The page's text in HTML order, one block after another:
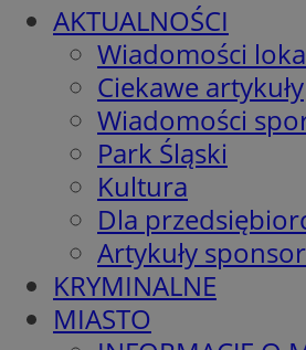
AKTUALNOŚCI
Wiadomości
Ciekawe artykuły
Wiadomości
Park Śląski
Kultura
Dla
Artykuły
KRYMINALNE
MIASTO